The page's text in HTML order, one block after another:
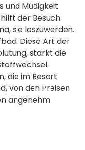
und Müdigkeit
der Besuch
sie loszuwerden.
Diese Art der
stärkt die
die im Resort
von den Preisen
angenehm